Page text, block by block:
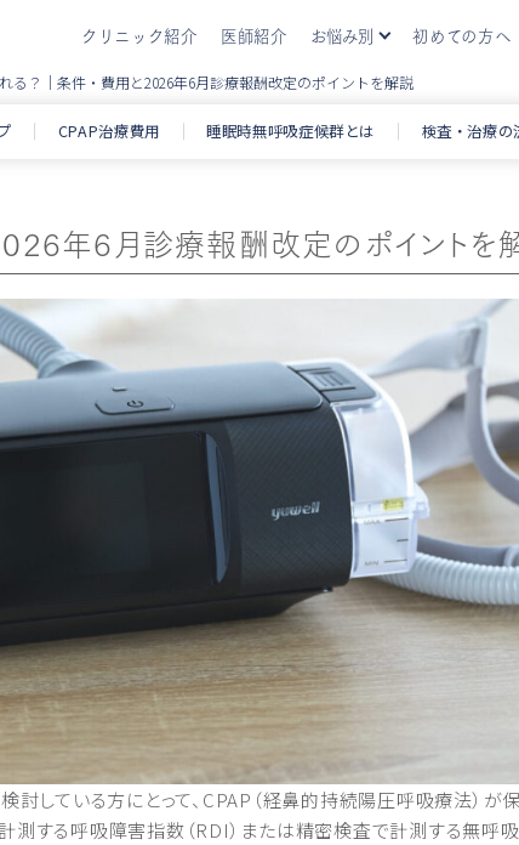
クリニック紹介 医師紹介 お悩み別
いびき・睡眠時無呼吸症候群
肥満症
初めての方へ
肥満症
CPAP治療費用 睡眠時無呼吸症候群とは 検査・治療の
る？｜条件・費用と2026年6月診療報酬改定のポイントを解説
年6月診療報酬改定のポイントを
している方にとって、CPAP（経鼻的持続陽圧呼吸療法）
する呼吸障害指数（RDI）または精密検査で計測する無呼